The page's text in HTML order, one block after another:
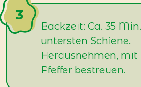
Backzeit: Ca. 35
untersten Schiene.
Herausnehmen, mit
Pfeffer bestreuen.